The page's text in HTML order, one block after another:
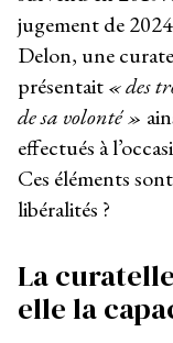
jugement de
Delon, une
présentait« des
de sa volonté »
effectués à
Ces éléments
libéralités ?
La
elle la